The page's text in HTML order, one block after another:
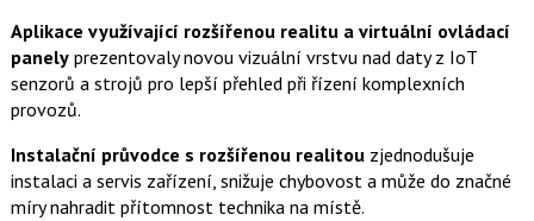
Aplikace využívající rozšířenou realitu a virtuální ovládací
panelyprezentovaly novou vizuální vrstvu nad daty z IoT
senzorů a strojů pro lepší přehled při řízení komplexních
provozů.
Instalační průvodce s rozšířenou realitou zjednodušuje
instalaci a servis zařízení, snižuje chybovost a může do značné
míry nahradit přítomnost technika na místě.